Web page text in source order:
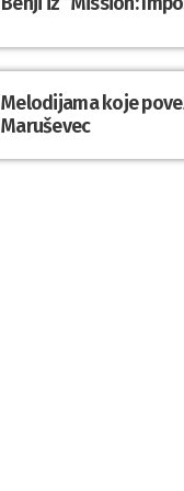
Melodijama koje
Maruševec